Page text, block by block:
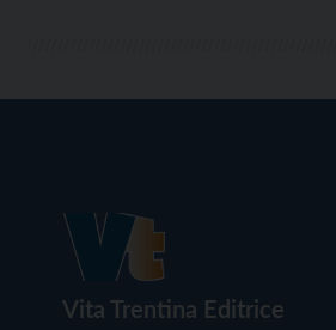
Vita Trentina Editrice